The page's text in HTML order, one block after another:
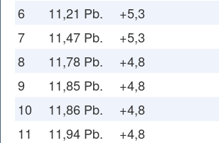
6
11,21 Pb. +5,3
7
11,47 Pb. +5,3
8
11,78 Pb. +4,8
9
11,85 Pb. +4,8
10
11,86 Pb. +4,8
11
11,94 Pb. +4,8